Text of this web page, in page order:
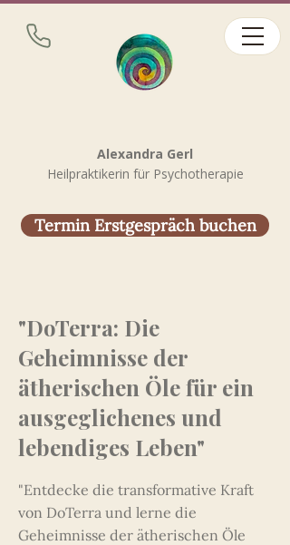
Alexandra Gerl
Heilpraktikerin für Psychotherapie
Termin Erstgespräch buchen
"DoTerra: Die
Geheimnisse der
ätherischen Öle für ein
ausgeglichenes und
lebendiges Leben"
"Entdecke die transformative Kraft
von DoTerra und lerne die
Geheimnisse der ätherischen Öle